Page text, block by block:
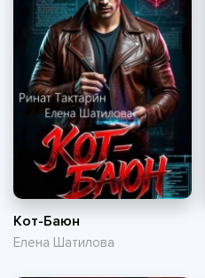
Кот-Баюн
Елена Шатилова